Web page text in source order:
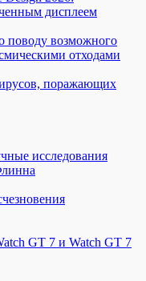
дисплеем
поводу возможного
отходами
поражающих
исследования
GT 7 и Watch GT 7